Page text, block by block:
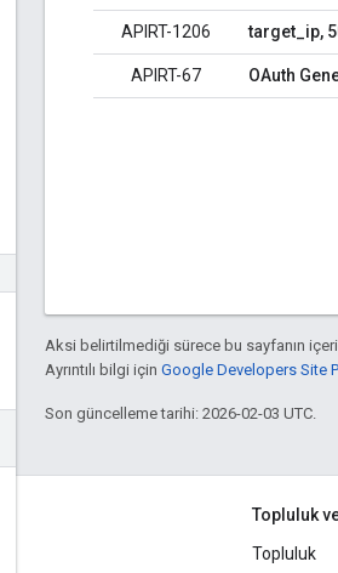
APIRT-1206 target_ip,
APIRT-67 OAuth
Aksi belirtilmediği sürece bu sayfanın
Ayrıntılı bilgi için Google Developers Site
Son güncelleme tarihi: 2026-02-03 UTC.
Topluluk
Topluluk